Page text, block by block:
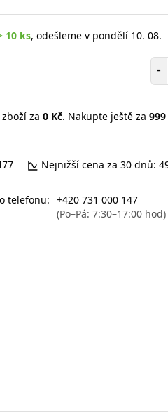
10 ks, odešleme v pondělí 10. 08.
-
za 0 Kč. Nakupte ještě za 999
Nejnižší cena za 30 dnů:
telefonu: +420 731 000 147
(Po–Pá: 7:30–17:00 hod)